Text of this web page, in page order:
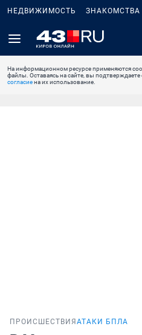
НЕДВИЖИМОСТЬ ЗНАКОМСТВА
На информационном ресурсе применяются
файлы. Оставаясь на сайте, вы подтверждаете
согласиена их использование.
ПРОИСШЕСТВИЯ АТАКИ БПЛА